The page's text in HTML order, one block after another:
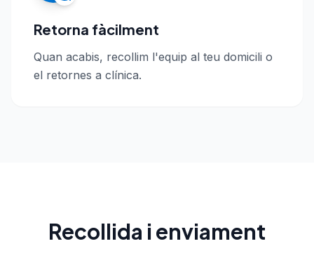
Retorna fàcilment
Quan acabis, recollim l'equip al teu domicili o
el retornes a clínica.
Recollida i enviament